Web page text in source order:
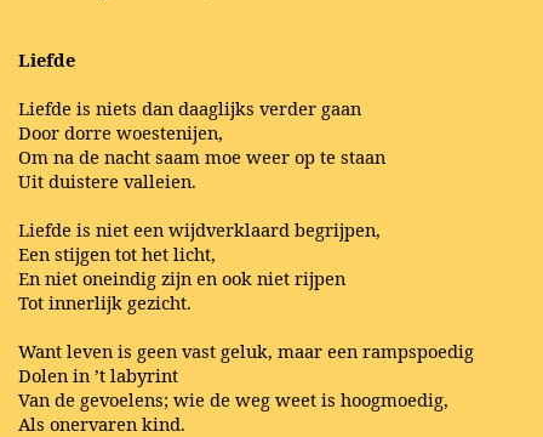
Liefde
Liefde is niets dan daaglijks verder gaan
Door dorre woestenijen,
Om na de nacht saam moe weer op te staan
Uit duistere valleien.
Liefde is niet een wijdverklaard begrijpen,
Een stijgen tot het licht,
En niet oneindig zijn en ook niet rijpen
Tot innerlijk gezicht.
Want leven is geen vast geluk, maar een rampspoedig
Dolen in ’t labyrint
Van de gevoelens; wie de weg weet is hoogmoedig,
Als onervaren kind.